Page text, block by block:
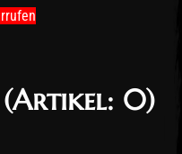
(Artikel: 0)